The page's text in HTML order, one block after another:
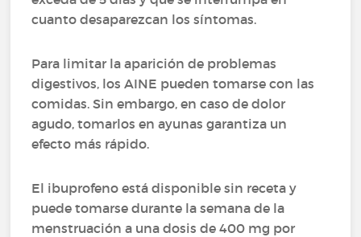
cuanto desaparezcan los síntomas.
Para limitar la aparición de problemas
digestivos, los AINE pueden tomarse con las
comidas. Sin embargo, en caso de dolor
agudo, tomarlos en ayunas garantiza un
efecto más rápido.
El ibuprofeno está disponible sin receta y
puede tomarse durante la semana de la
menstruación a una dosis de 400 mg por